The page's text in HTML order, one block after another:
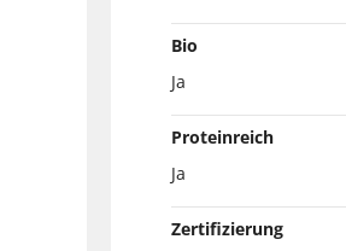
Bio
Ja
Proteinreich
Ja
Zertifizierung